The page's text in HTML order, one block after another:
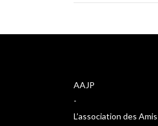
AAJP
-
L’association des